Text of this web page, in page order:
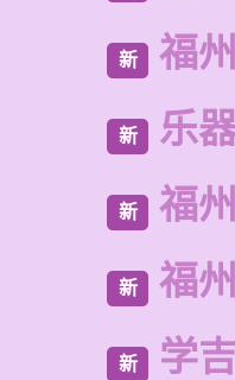
新 福
新 乐
新 福
新 福
新 学